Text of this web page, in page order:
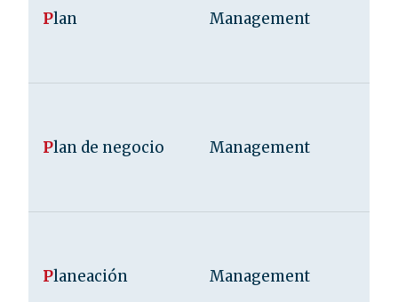
Plan Management
Plan de negocio Management
Planeación Management